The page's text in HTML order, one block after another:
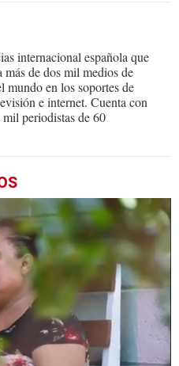
internacional española que
de dos mil medios de
mundo en los soportes de
e internet. Cuenta con
periodistas de 60